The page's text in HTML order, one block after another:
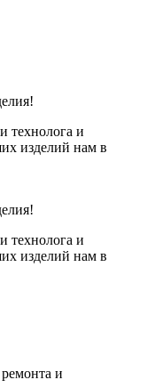
технолога и
изделий нам в
технолога и
изделий нам в
и